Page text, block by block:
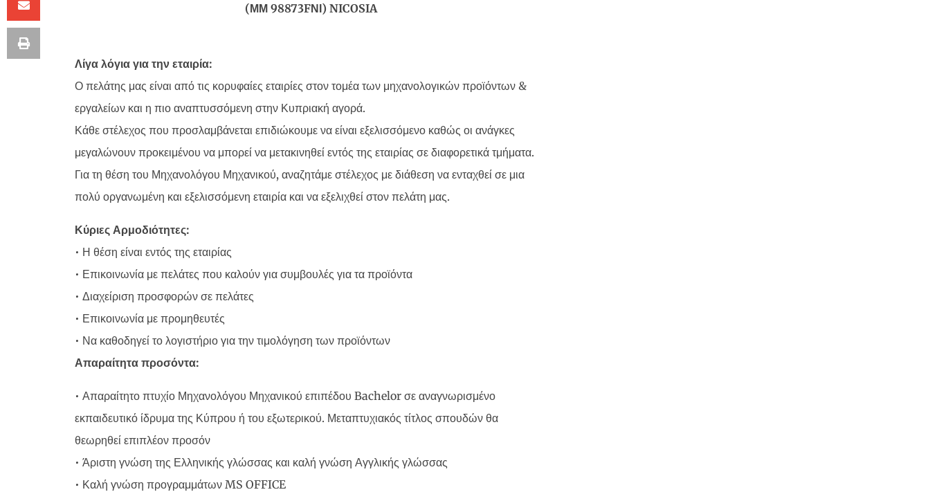
(ΜΜ 98873FΝΙ) NICOSIA
Λίγα λόγια για την εταιρία:
Ο πελάτης μας είναι από τις κορυφαίες εταιρίες στον τομέα των μηχανολογικών προϊόντων &
εργαλείων και η πιο αναπτυσσόμενη στην Κυπριακή αγορά.
Κάθε στέλεχος που προσλαμβάνεται επιδιώκουμε να είναι εξελισσόμενο καθώς οι ανάγκες
μεγαλώνουν προκειμένου να μπορεί να μετακινηθεί εντός της εταιρίας σε διαφορετικά τμήματα.
Για τη θέση του Μηχανολόγου Μηχανικού, αναζητάμε στέλεχος με διάθεση να ενταχθεί σε μια
πολύ οργανωμένη και εξελισσόμενη εταιρία και να εξελιχθεί στον πελάτη μας.
Κύριες Αρμοδιότητες:
• Η θέση είναι εντός της εταιρίας
• Επικοινωνία με πελάτες που καλούν για συμβουλές για τα προϊόντα
• Διαχείριση προσφορών σε πελάτες
• Επικοινωνία με προμηθευτές
• Να καθοδηγεί το λογιστήριο για την τιμολόγηση των προϊόντων
Απαραίτητα προσόντα:
• Απαραίτητο πτυχίο Μηχανολόγου Μηχανικού επιπέδου Bachelor σε αναγνωρισμένο
εκπαιδευτικό ίδρυμα της Κύπρου ή του εξωτερικού. Μεταπτυχιακός τίτλος σπουδών θα
θεωρηθεί επιπλέον προσόν
• Άριστη γνώση της Ελληνικής γλώσσας και καλή γνώση Αγγλικής γλώσσας
• Καλή γνώση προγραμμάτων MS OFFICE